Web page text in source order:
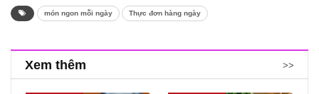
món ngon mỗi ngày Thực đơn hàng ngày
Xem thêm >>